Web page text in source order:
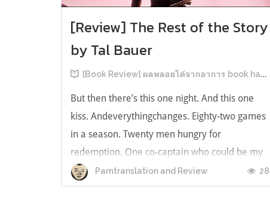
[Review] The Rest of the Story
by Tal Bauer
[Book Review] ผลพลอยได้จากอาการ book hangover หลังอ่านสารพัน MM Romance
But then there’s this one night. And this one
kiss. Andeverythingchanges. Eighty-two games
in a season. Twenty men hungry for
redemption. One co-captain who could be my
forever. This is the rest of the story. หลังอ่าน
แบบฟีลกู้ดติดๆ กันแล้ว เลยอยากได้ความแสบ
Parntranslation and Review 28